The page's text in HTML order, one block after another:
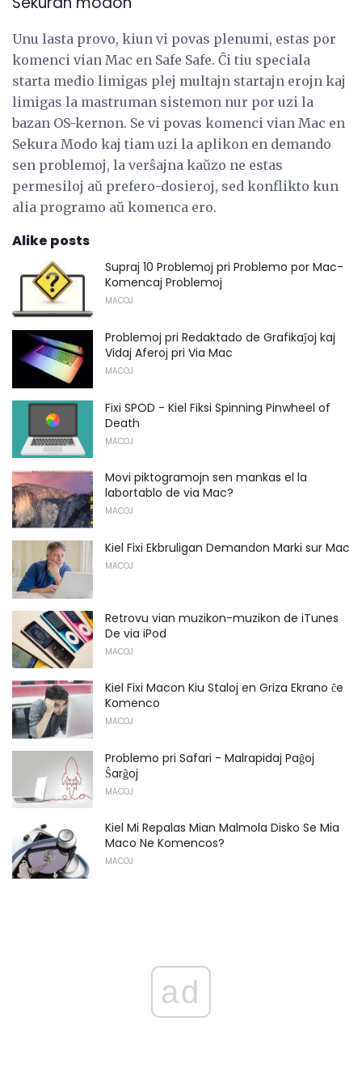
Unu lasta provo, kiun vi povas plenumi, estas por
komenci vian Mac en Safe Safe. Ĉi tiu speciala
starta medio limigas plej multajn startajn erojn kaj
limigas la mastruman sistemon nur por uzi la
bazan OS-kernon. Se vi povas komenci vian Mac en
Sekura Modo kaj tiam uzi la aplikon en demando
sen problemoj, la verŝajna kaŭzo ne estas
permesiloj aŭ prefero-dosieroj, sed konflikto kun
alia programo aŭ komenca ero.
Alike posts
Supraj 10 Problemoj pri Problemo por Mac-
Komencaj Problemoj
MACOJ
Problemoj pri Redaktado de Grafikaĵoj kaj
Vidaj Aferoj pri Via Mac
MACOJ
Fixi SPOD - Kiel Fiksi Spinning Pinwheel of
Death
MACOJ
Movi piktogramojn sen mankas el la
labortablo de via Mac?
MACOJ
Kiel Fixi Ekbruligan Demandon Marki sur Mac
MACOJ
Retrovu vian muzikon-muzikon de iTunes
De via iPod
MACOJ
Kiel Fixi Macon Kiu Staloj en Griza Ekrano ĉe
Komenco
MACOJ
Problemo pri Safari - Malrapidaj Paĝoj
Ŝarĝoj
MACOJ
Kiel Mi Repalas Mian Malmola Disko Se Mia
Maco Ne Komencos?
MACOJ
ad